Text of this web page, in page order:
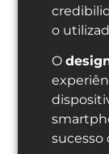
o
O
sucesso